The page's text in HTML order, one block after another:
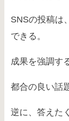
SNSの投稿は
できる。
成果を強調す
都合の良い話
逆に、答えた